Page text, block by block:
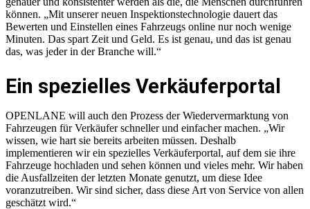
können. „Mit unserer neuen Inspektionstechnologie dauert das
Bewerten und Einstellen eines Fahrzeugs online nur noch wenige
Minuten. Das spart Zeit und Geld. Es ist genau, und das ist genau
das, was jeder in der Branche will.“
Ein spezielles Verkäuferportal
OPENLANE will auch den Prozess der Wiedervermarktung von
Fahrzeugen für Verkäufer schneller und einfacher machen. „Wir
wissen, wie hart sie bereits arbeiten müssen. Deshalb
implementieren wir ein spezielles Verkäuferportal, auf dem sie ihre
Fahrzeuge hochladen und sehen können und vieles mehr. Wir haben
die Ausfallzeiten der letzten Monate genutzt, um diese Idee
voranzutreiben. Wir sind sicher, dass diese Art von Service von allen
geschätzt wird.“